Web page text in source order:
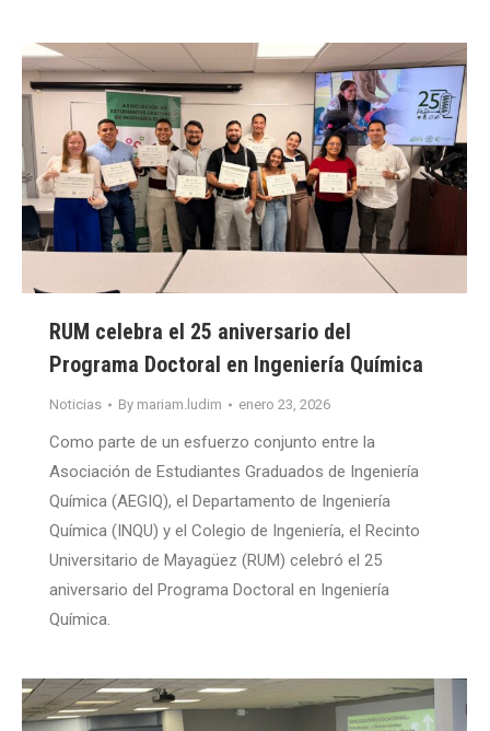
RUM celebra el 25 aniversario del
Programa Doctoral en Ingeniería Química
Noticias By mariam.ludim enero 23, 2026
Como parte de un esfuerzo conjunto entre la
Asociación de Estudiantes Graduados de Ingeniería
Química (AEGIQ), el Departamento de Ingeniería
Química (INQU) y el Colegio de Ingeniería, el Recinto
Universitario de Mayagüez (RUM) celebró el 25
aniversario del Programa Doctoral en Ingeniería
Química.